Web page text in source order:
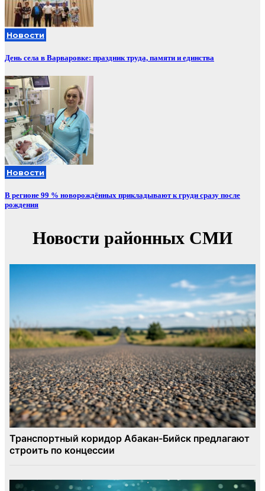
Новости
День села в Варваровке: праздник труда, памяти и единства
Новости
В регионе 99 % новорождённых прикладывают к груди сразу после
рождения